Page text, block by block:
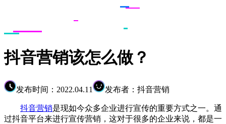
抖音营销该怎么做？
发布时间：2022.04.11 发布者：抖音营销
抖音营销是现如今众多企业进行宣传的重要方式之一。通
过抖音平台来进行宣传营销，这对于很多的企业来说，都是一